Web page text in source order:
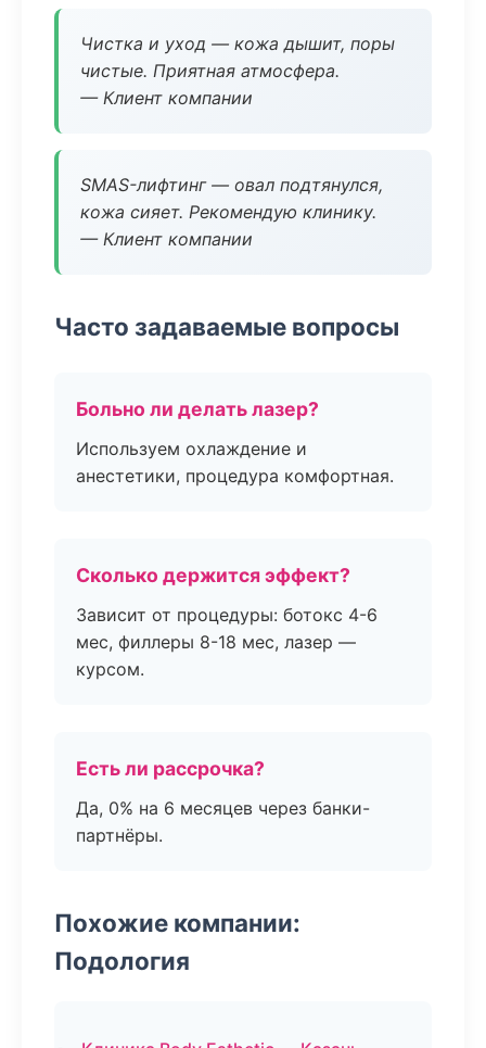
Чистка и уход — кожа дышит, поры
чистые. Приятная атмосфера.
— Клиент компании
SMAS-лифтинг — овал подтянулся,
кожа сияет. Рекомендую клинику.
— Клиент компании
Часто задаваемые вопросы
Больно ли делать лазер?
Используем охлаждение и
анестетики, процедура комфортная.
Сколько держится эффект?
Зависит от процедуры: ботокс 4-6
мес, филлеры 8-18 мес, лазер —
курсом.
Есть ли рассрочка?
Да, 0% на 6 месяцев через банки-
партнёры.
Похожие компании:
Подология